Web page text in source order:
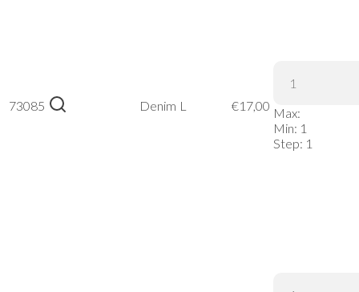
73085 Denim L €17,00 Max:
Min: 1
Step: 1